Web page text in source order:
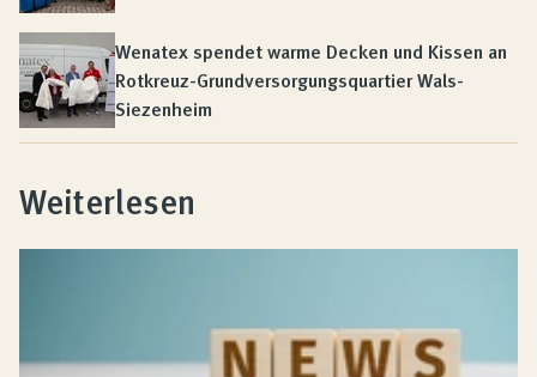
Wenatex spendet warme Decken und Kissen an
Rotkreuz-Grundversorgungsquartier Wals-
Siezenheim
Weiterlesen